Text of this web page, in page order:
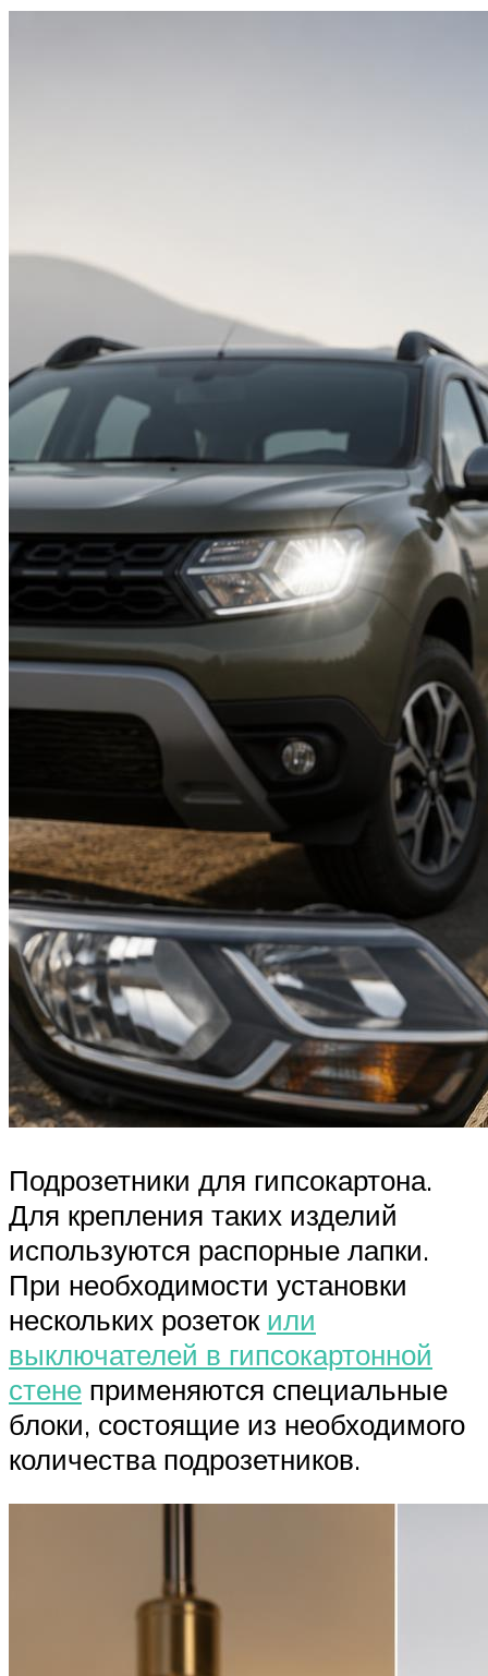
Подрозетники для гипсокартона.
Для крепления таких изделий
используются распорные лапки.
При необходимости установки
нескольких розеток или
выключателей в гипсокартонной
стене применяются специальные
блоки, состоящие из необходимого
количества подрозетников.